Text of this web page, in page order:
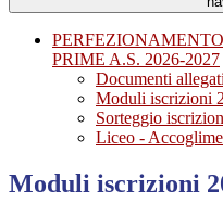
PRIME A.S. 2026-2027
Documenti
Moduli iscrizioni
Sorteggio
Liceo -
Moduli iscrizioni